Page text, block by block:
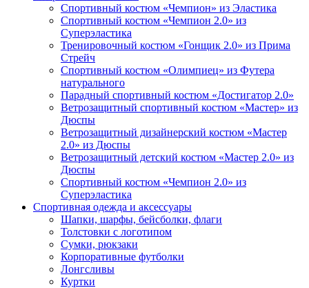
Спортивный костюм «Чемпион» из Эластика
Спортивный костюм «Чемпион 2.0» из
Суперэластика
Тренировочный костюм «Гонщик 2.0» из Прима
Стрейч
Спортивный костюм «Олимпиец» из Футера
натурального
Парадный спортивный костюм «Достигатор 2.0»
Ветрозащитный спортивный костюм «Мастер» из
Дюспы
Ветрозащитный дизайнерский костюм «Мастер
2.0» из Дюспы
Ветрозащитный детский костюм «Мастер 2.0» из
Дюспы
Спортивный костюм «Чемпион 2.0» из
Суперэластика
Спортивная одежда и аксессуары
Шапки, шарфы, бейсболки, флаги
Толстовки с логотипом
Сумки, рюкзаки
Корпоративные футболки
Лонгсливы
Куртки